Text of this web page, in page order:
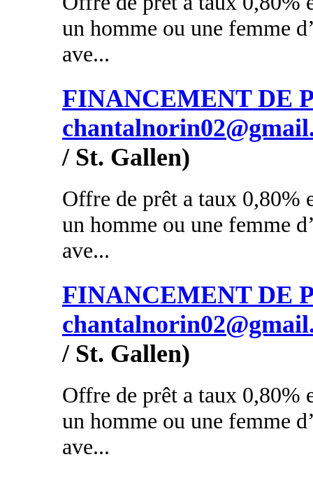
un homme ou une femme
ave...
FINANCEMENT DE
/ St. Gallen)
Offre de prêt a taux 0,80%
un homme ou une femme
ave...
FINANCEMENT DE
/ St. Gallen)
Offre de prêt a taux 0,80%
un homme ou une femme
ave...